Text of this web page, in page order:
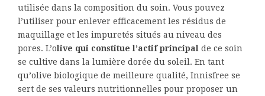
utilisée dans la composition du soin. Vous pouvez
l’utiliser pour enlever efficacement les résidus de
maquillage et les impuretés situés au niveau des
pores. L’olive qui constitue l’actif principal de ce soin
se cultive dans la lumière dorée du soleil. En tant
qu’olive biologique de meilleure qualité, Innisfree se
sert de ses valeurs nutritionnelles pour proposer un